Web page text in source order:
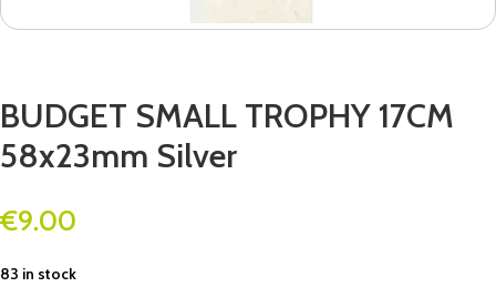
BUDGET SMALL TROPHY 17CM
58x23mm Silver
€9.00
83 in stock